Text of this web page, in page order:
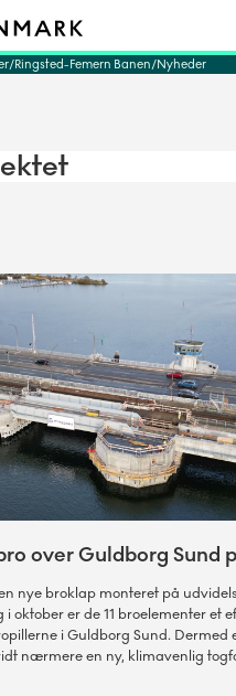
Ringsted-Femern Banen Nyheder
over Guldborg Sund
nye broklap monteret på
i oktober er de 11 broelementer et
i Guldborg Sund. Dermed
nærmere en ny, klimavenlig